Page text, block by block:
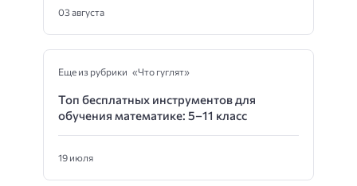
03 августа
Еще из рубрики «Что гуглят»
Топ бесплатных инструментов для
обучения математике: 5–11 класс
19 июля